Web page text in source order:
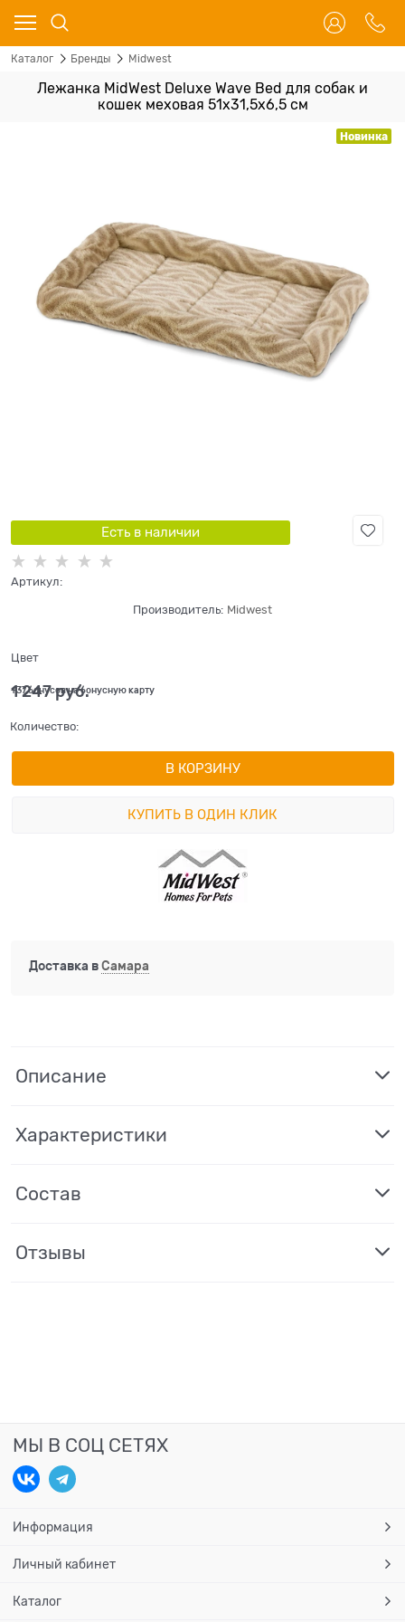
Каталог Бренды Midwest
Лежанка MidWest Deluxe Wave Bed для собак и
кошек меховая 51х31,5х6,5 см
Новинка
Есть в наличии
Артикул:
Производитель: Midwest
Цвет
1 247 руб.
+37 бонусов на бонусную карту
Количество:
В КОРЗИНУ
КУПИТЬ В ОДИН КЛИК
Доставка вСамара
Описание
Характеристики
Состав
Отзывы
МЫ В СОЦ СЕТЯХ
Информация
Личный кабинет
Каталог